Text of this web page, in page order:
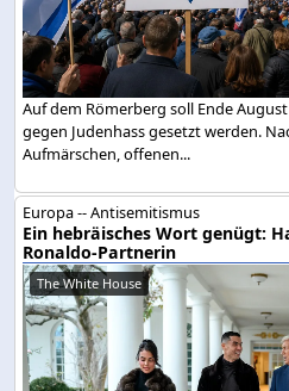
Auf dem Römerberg soll Ende
gegen Judenhass gesetzt werden.
Aufmärschen, offenen...
Europa -- Antisemitismus
Ein hebräisches Wort genügt:
Ronaldo-Partnerin
The White House